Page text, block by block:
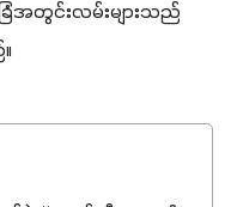
အတွင်းလမ်းများသည်